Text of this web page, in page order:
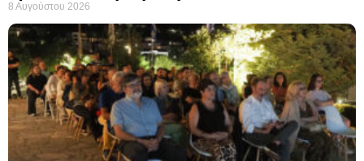
8 Αυγούστου 2026